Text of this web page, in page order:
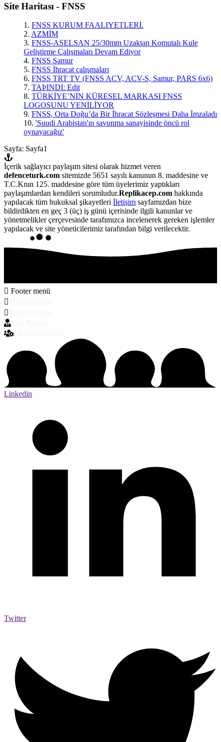
Site Haritası - FNSS
1. FNSS KURUM FAALIYETLERİ.
2. AZMİM
3. FNSS-ASELSAN 25/30mm Uzaktan Komutalı Kule
Geliştirme Çalışmaları Devam Ediyor
4. FNSS Samur
5. FNSS İhracat çalışmaları
6. FNSS TRT TV (FNSS ACV, ACV-S, Samur, PARS 6x6)
7. TAÞINDI: Edit
8. TÜRKİYE’NİN KÜRESEL MARKASI FNSS
LOGOSUNU YENİLİYOR
9. FNSS, Orta Doğu’da Bir İhracat Sözleşmesi Daha İmzaladı
10. 'Suudi Arabistan'ın savunma sanayisinde öncü rol
oynayacağız'
Sayfa: Sayfa1
İçerik sağlayıcı paylaşım sitesi olarak hizmet veren
defenceturk.com sitemizde 5651 sayılı kanunun 8. maddesine ve
T.C.Knın 125. maddesine göre tüm üyelerimiz yaptıkları
paylaşımlardan kendileri sorumludur.Replikacep.com hakkında
yapılacak tüm hukuksal şikayetleri İletişim sayfamızdan bize
bildirdikten en geç 3 (üç) iş günü içerisinde ilgili kanunlar ve
yönetmelikler çerçevesinde tarafımızca incelenerek gereken işlemler
yapılacak ve site yöneticilerimiz tarafından bilgi verilecektir.
Footer menü
Linkedin
Twitter